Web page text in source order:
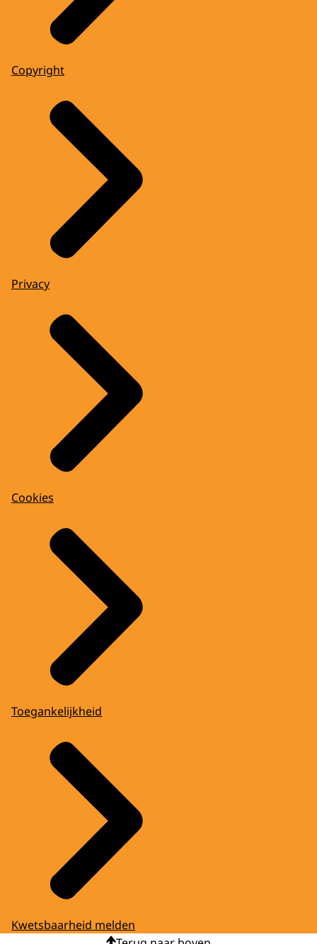
Copyright
Privacy
Cookies
Toegankelijkheid
Kwetsbaarheid melden